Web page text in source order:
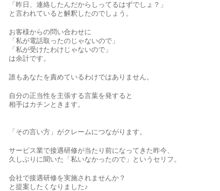
「昨日、連絡したんだからしってるはずでしょ？」
と言われていると解釈したのでしょう。
お客様からの問い合わせに
「私が電話取ったのじゃないので」
「私が受けたわけじゃないので」
は余計です。
誰もあなたを責めているわけではありません。
自分の正当性を主張する言葉を発すると
相手はカチンときます。
「その言い方」がクレームにつながります。
サービス業で接遇研修が当たり前になってきた昨今、
久しぶりに聞いた「私いなかったので」というセリフ。
会社で接遇研修を実施されませんか？
と提案したくなりました♪